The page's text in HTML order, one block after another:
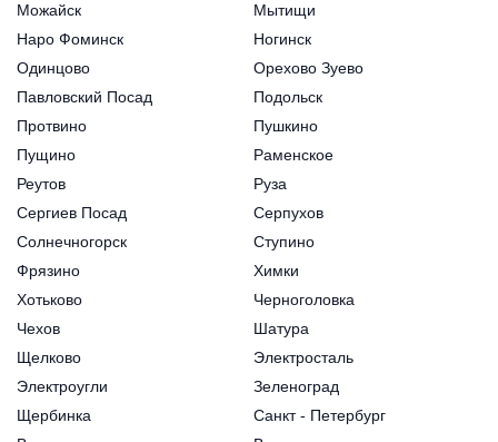
Можайск
Мытищи
Наро Фоминск
Ногинск
Одинцово
Орехово Зуево
Павловский Посад
Подольск
Протвино
Пушкино
Пущино
Раменское
Реутов
Руза
Сергиев Посад
Серпухов
Солнечногорск
Ступино
Фрязино
Химки
Хотьково
Черноголовка
Чехов
Шатура
Щелково
Электросталь
Электроугли
Зеленоград
Щербинка
Санкт - Петербург